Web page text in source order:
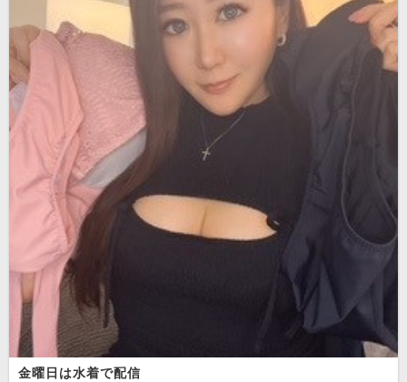
金曜日は水着で配信